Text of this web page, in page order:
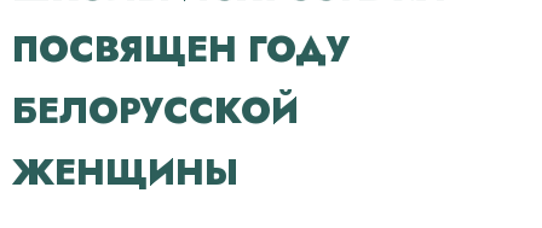
ПОСВЯЩЕН ГОДУ
БЕЛОРУССКОЙ
ЖЕНЩИНЫ